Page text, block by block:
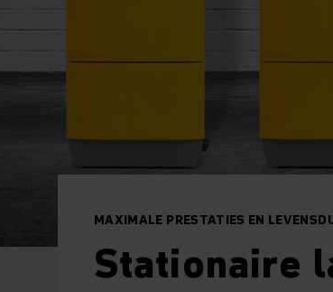
MAXIMALE PRESTATIES EN
Stationaire